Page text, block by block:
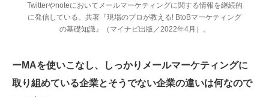
Twitterやnoteにおいてメールマーケティングに関する情報を継続的
に発信している。共著『現場のプロが教える! BtoBマーケティング
の基礎知識』（マイナビ出版／2022年4月）。
ーMAを使いこなし、しっかりメールマーケティングに
取り組めている企業とそうでない企業の違いは何なので